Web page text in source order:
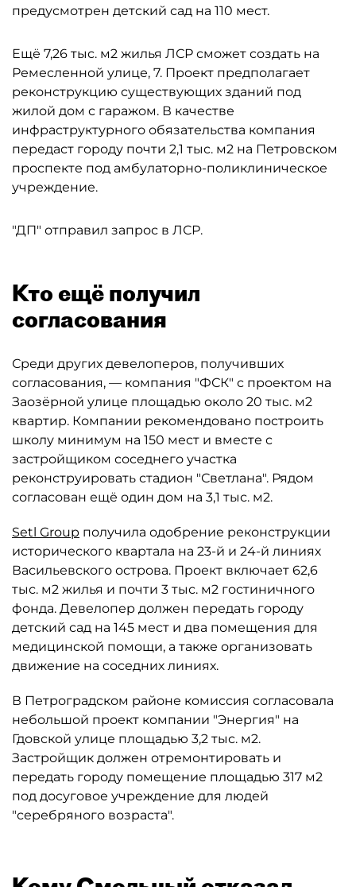
предусмотрен детский сад на 110 мест.
Ещё 7,26 тыс. м2 жилья ЛСР сможет создать на
Ремесленной улице, 7. Проект предполагает
реконструкцию существующих зданий под
жилой дом с гаражом. В качестве
инфраструктурного обязательства компания
передаст городу почти 2,1 тыс. м2 на Петровском
проспекте под амбулаторно-поликлиническое
учреждение.
"ДП" отправил запрос в ЛСР.
Кто ещё получил
согласования
Среди других девелоперов, получивших
согласования, — компания "ФСК" с проектом на
Заозёрной улице площадью около 20 тыс. м2
квартир. Компании рекомендовано построить
школу минимум на 150 мест и вместе с
застройщиком соседнего участка
реконструировать стадион "Светлана". Рядом
согласован ещё один дом на 3,1 тыс. м2.
Setl Group получила одобрение реконструкции
исторического квартала на 23-й и 24-й линиях
Васильевского острова. Проект включает 62,6
тыс. м2 жилья и почти 3 тыс. м2 гостиничного
фонда. Девелопер должен передать городу
детский сад на 145 мест и два помещения для
медицинской помощи, а также организовать
движение на соседних линиях.
В Петроградском районе комиссия согласовала
небольшой проект компании "Энергия" на
Гдовской улице площадью 3,2 тыс. м2.
Застройщик должен отремонтировать и
передать городу помещение площадью 317 м2
под досуговое учреждение для людей
"серебряного возраста".